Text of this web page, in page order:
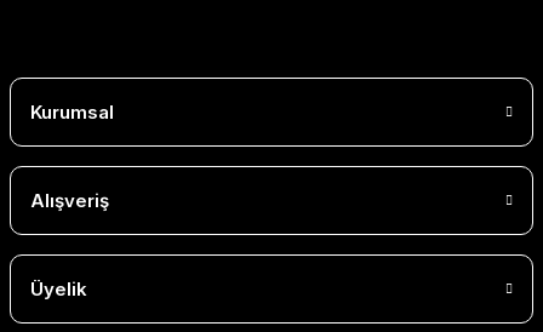
Kurumsal
Alışveriş
Üyelik